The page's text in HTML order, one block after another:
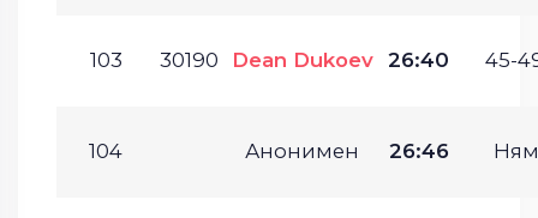
103 30190 Dean Dukoev 26:40 45-
104 Анонимен 26:46